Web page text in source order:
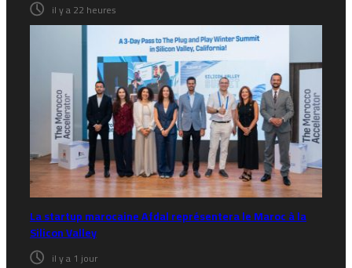
il y a 22 heures
La startup marocaine Afdal représentera le Maroc à la
Silicon Valley
il y a 1 jour